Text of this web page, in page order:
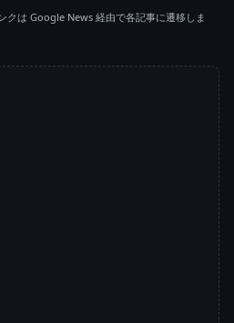
クは Google News 経由で各記事に遷移しま